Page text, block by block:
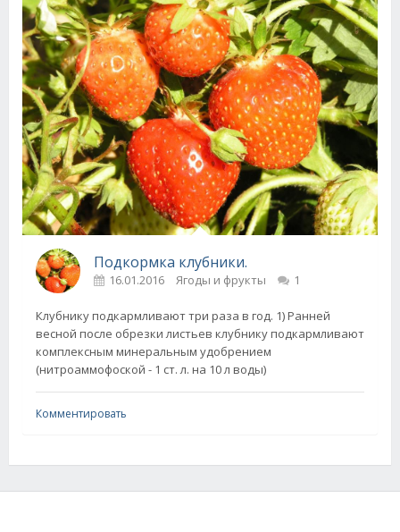
Подкормка клубники.
16.01.2016 Ягоды и фрукты 1
Клубнику подкармливают три раза в год. 1) Ранней
весной после обрезки листьев клубнику подкармливают
комплексным минеральным удобрением
(нитроаммофоской - 1 ст. л. на 10 л воды)
Комментировать